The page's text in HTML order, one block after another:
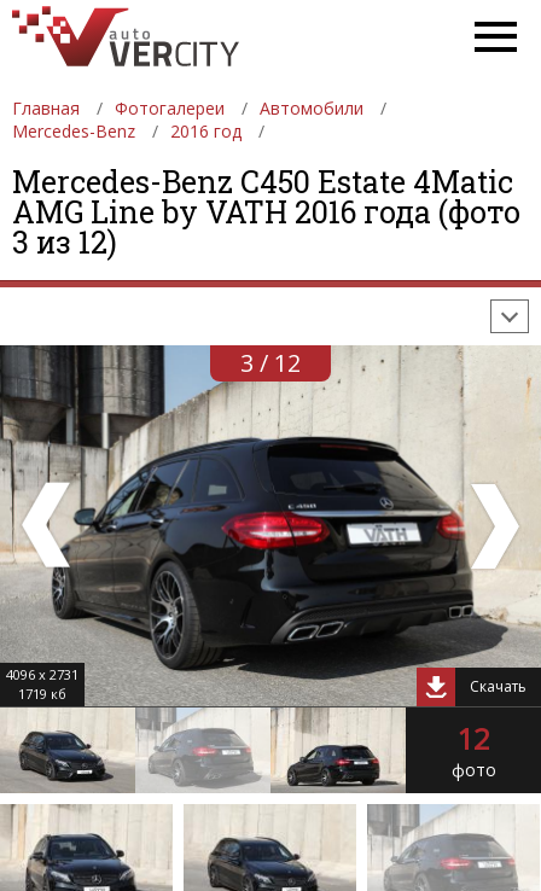
Главная Фотогалереи
Автомобили
Mercedes-Benz
2016 год
Mercedes-Benz C450 Estate 4Matic
AMG Line by VATH 2016 года (фото
3 из 12)
ФОТОГАЛЕРЕИ АВТОМОБИЛИ
ДЕВУШКИ
АВТОСАЛОНЫ
3 / 12
4096 x 2731
1719 кб
Скачать
12
фото